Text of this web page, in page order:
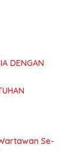
DENGAN
Se-